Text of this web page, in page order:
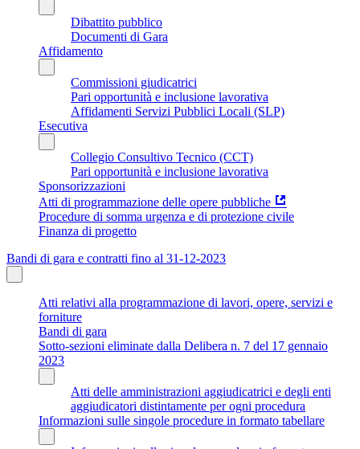
Dibattito pubblico
Documenti di Gara
Affidamento
Commissioni giudicatrici
Pari opportunità e inclusione lavorativa
Affidamenti Servizi Pubblici Locali (SLP)
Esecutiva
Collegio Consultivo Tecnico (CCT)
Pari opportunità e inclusione lavorativa
Sponsorizzazioni
Atti di programmazione delle opere pubbliche
Procedure di somma urgenza e di protezione civile
Finanza di progetto
Bandi di gara e contratti fino al 31-12-2023
Atti relativi alla programmazione di lavori, opere, servizi e
forniture
Bandi di gara
Sotto-sezioni eliminate dalla Delibera n. 7 del 17 gennaio
2023
Atti delle amministrazioni aggiudicatrici e degli enti
aggiudicatori distintamente per ogni procedura
Informazioni sulle singole procedure in formato tabellare